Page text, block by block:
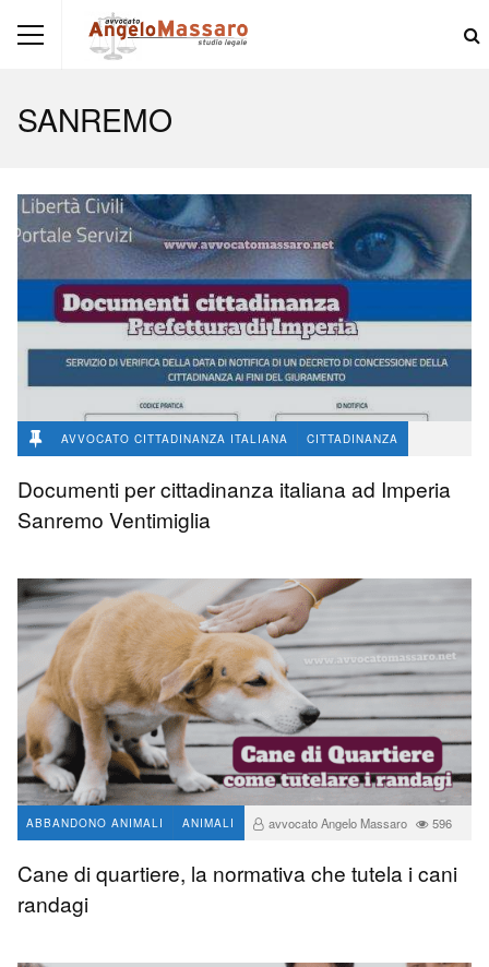
SANREMO
AVVOCATO CITTADINANZA ITALIANA CITTADINANZA
Documenti per cittadinanza italiana ad Imperia
Sanremo Ventimiglia
ABBANDONO ANIMALI ANIMALI avvocato Angelo Massaro 596
Cane di quartiere, la normativa che tutela i cani
randagi